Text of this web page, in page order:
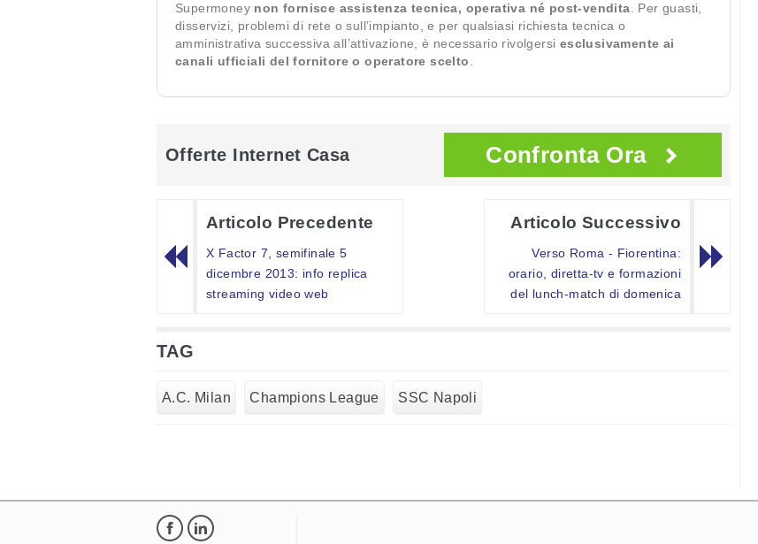
Supermoney non fornisce assistenza tecnica, operativa né post-vendita . Per guasti,
disservizi, problemi di rete o sull’impianto, e per qualsiasi richiesta tecnica o
amministrativa successiva all’attivazione, è necessario rivolgersi esclusivamente ai
canali ufficiali del fornitore o operatore scelto
Offerte Internet Casa Confronta Ora
Articolo Precedente
X Factor 7, semifinale 5
dicembre 2013: info replica
streaming video web
Articolo Successivo
Verso Roma - Fiorentina:
orario, diretta-tv e formazioni
del lunch-match di domenica
TAG
A.C. Milan Champions League SSC Napoli